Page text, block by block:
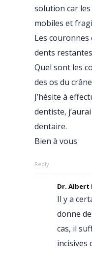
solution car
mobiles et
Les couronnes
dents
Quel sont les
des os du
J’hésite à
dentiste,
dentaire.
Bien à vous
Reply
Dr. Albert
Il y a
donne
cas, il
incisives